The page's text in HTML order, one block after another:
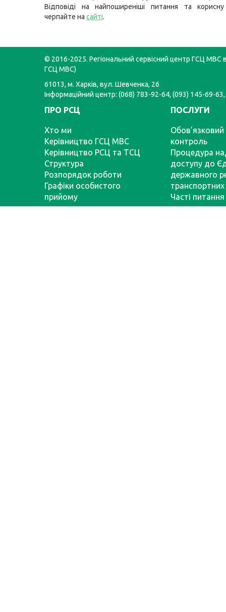
Відповіді на найпоширеніші питання та
черпайте на сайті.
© 2016-2025. Регіональний сервісний центр ГСЦ МВС в
ГСЦ МВС)
61013, м. Харків, вул. Шевченка, 26
Інформаційний центр: (068) 783-92-64, (093) 145-69-
ПРО РСЦ
Хто ми
Керівництво ГСЦ МВС
Керівництво РСЦ та ТСЦ
Структура
Розпорядок роботи
Графіки особистого
прийому
ПОСЛУГИ
Обов’язковий
контроль
Процедура
доступу до
державного
транспортних
Часті питання